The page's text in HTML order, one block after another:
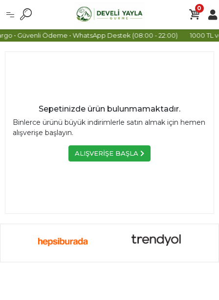
• Güvenli Ödeme • WhatsApp Destek (08:00 - 22:00) 1000 TL
0
Sepetinizde ürün bulunmamaktadır.
Binlerce ürünü büyük indirimlerle satın almak için hemen
alışverişe başlayın.
ALIŞVERİŞE BAŞLA